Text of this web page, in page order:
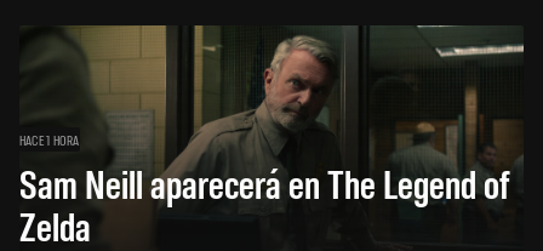
HACE 1 HORA
Sam Neill aparecerá en The Legend of
Zelda